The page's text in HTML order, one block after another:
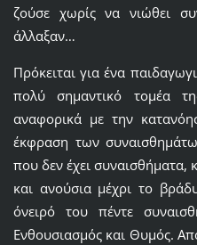
ζούσε χωρίς να νιώθει
άλλαξαν…
Πρόκειται για ένα
πολύ σημαντικό τομέα
αναφορικά με την
έκφραση των
που δεν έχει συναισθήματα,
και ανούσια μέχρι το
όνειρό του πέντε
Ενθουσιασμός και Θυμός.